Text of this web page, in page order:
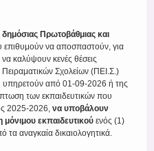
δημόσιας Πρωτοβάθμιας και
επιθυμούν να αποσπαστούν, για
καλύψουν κενές θέσεις
Σχολείων (ΠΕΙ.Σ.)
υπηρετούν από 01-09-2026 ή της
των εκπαιδευτικών που
2025-2026,να υποβάλουν
εκπαιδευτικού ενός (1)
τα αναγκαία δικαιολογητικά.